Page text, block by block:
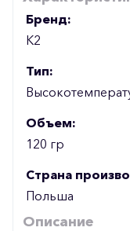
Бренд:
К2
Тип:
Объем:
120 гр
Страна
Польша
Описание